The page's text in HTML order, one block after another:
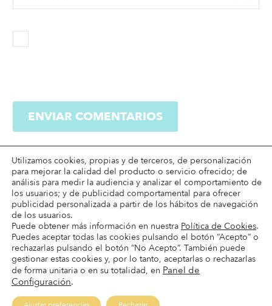
ENVIAR COMENTARIOS
Términos & condiciones
Condiciones de envío
Condiciones de pago
Utilizamos cookies, propias y de terceros, de personalización
para mejorar la calidad del producto o servicio ofrecido; de
análisis para medir la audiencia y analizar el comportamiento de
los usuarios; y de publicidad comportamental para ofrecer
publicidad personalizada a partir de los hábitos de navegación
de los usuarios.
Puede obtener más información en nuestra Política de Cookies.
Puedes aceptar todas las cookies pulsando el botón “Acepto” o
rechazarlas pulsando el botón “No Acepto”. También puede
gestionar estas cookies y, por lo tanto, aceptarlas o rechazarlas
de forma unitaria o en su totalidad, en Panel de
Configuración.